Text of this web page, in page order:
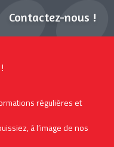
Contactez-nous !
régulières et
à l’image de nos